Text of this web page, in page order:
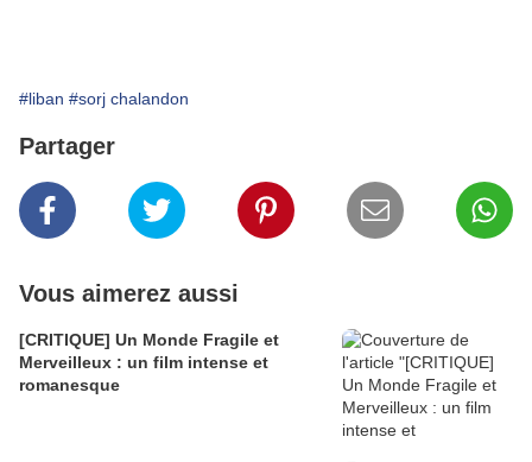
#liban #sorj chalandon
Partager
Vous aimerez aussi
[CRITIQUE] Un Monde Fragile et
Merveilleux : un film intense et
romanesque